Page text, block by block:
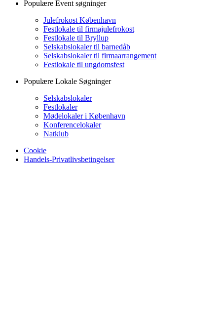
Populære Event søgninger
Julefrokost København
Festlokale til firmajulefrokost
Festlokale til Bryllup
Selskabslokaler til barnedåb
Selskabslokaler til firmaarrangement
Festlokale til ungdomsfest
Populære Lokale Søgninger
Selskabslokaler
Festlokaler
Mødelokaler i København
Konferencelokaler
Natklub
Cookie
Handels-Privatlivsbetingelser